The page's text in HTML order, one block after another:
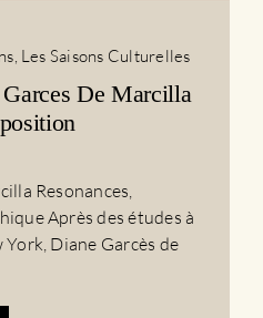
, Les Saisons Culturelles
De Marcilla
Resonances,
Après des études à
Diane Garcès de